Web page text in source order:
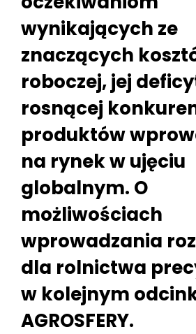
wynikających ze
znaczących
roboczej, jej
rosnącej
produktów
na rynek w ujęciu
globalnym. O
możliwościach
wprowadzania
dla rolnictwa
w kolejnym
AGROSFERY.